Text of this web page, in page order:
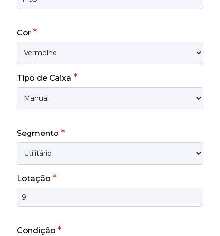
Cor *
Tipo de Caixa *
Segmento *
Lotação *
Condição *